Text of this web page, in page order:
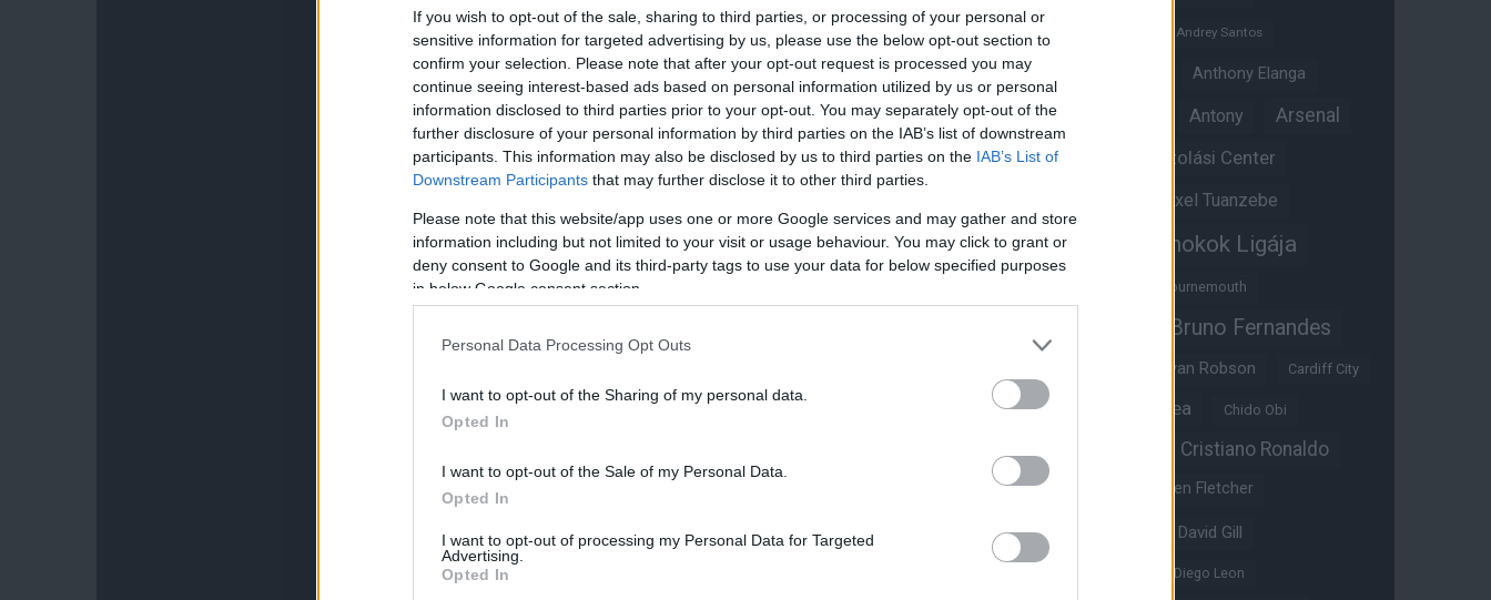
If you wish to opt-out of the sale, sharing to third parties, or processing of your personal or
sensitive information for targeted advertising by us, please use the below opt-out section to
confirm your selection. Please note that after your opt-out request is processed you may
continue seeing interest-based ads based on personal information utilized by us or personal
information disclosed to third parties prior to your opt-out. You may separately opt-out of the
further disclosure of your personal information by third parties on the IAB’s list of downstream
participants. This information may also be disclosed by us to third parties on the IAB’s List of
Downstream Participants that may further disclose it to other third parties.
Please note that this website/app uses one or more Google services and may gather and store
information including but not limited to your visit or usage behaviour. You may click to grant or
deny consent to Google and its third-party tags to use your data for below specified purposes
in below Google consent section.
Personal Data Processing Opt Outs
I want to opt-out of the Sharing of my personal data.
Opted In
I want to opt-out of the Sale of my Personal Data.
Opted In
I want to opt-out of processing my Personal Data for Targeted
Advertising.
Opted In
Andreas Pereira
Andrey Santos
Angol válogatott Anthony Elanga
Anthony Martial Antony Arsenal
Aston Villa Átigazolási Center
Axel Tuanzebe
Ayden Heaven Bajnokok Ligája
Bournemouth
Bruno Fernandes
Bryan Robson Cardiff City
Casemiro Chelsea Chido Obi
Cristiano Ronaldo
Crystal Palace Darren Fletcher
David De Gea David Gill
Diego Leon